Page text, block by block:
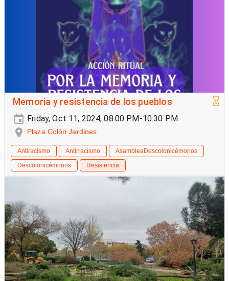
Memoria y resistencia de los pueblos
Friday, Oct 11, 2024, 08:00 PM-10:30 PM
Plaza Colón Jardines
Antiracismo Antirracismo
AsambleaDescolonicémonos
Descolonicémonos
Resistencia